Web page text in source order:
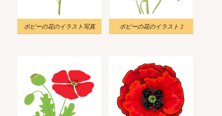
ポピーの花のイラスト写真 ポピーの花のイラスト 2